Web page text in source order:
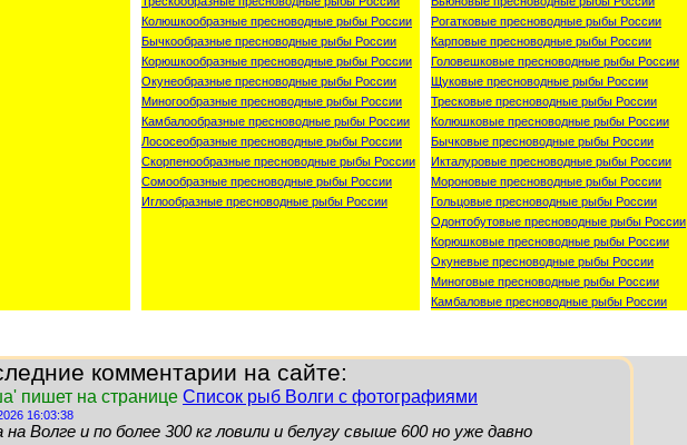
Колюшкообразные пресноводные рыбы России
Бычкообразные пресноводные рыбы России
Корюшкообразные пресноводные рыбы России
Окунеобразные пресноводные рыбы России
Миногообразные пресноводные рыбы России
Камбалообразные пресноводные рыбы России
Лососеобразные пресноводные рыбы России
Скорпенообразные пресноводные рыбы России
Сомообразные пресноводные рыбы России
Иглообразные пресноводные рыбы России
Рогатковые пресноводные рыбы России
Карповые пресноводные рыбы России
Головешковые пресноводные рыбы России
Щуковые пресноводные рыбы России
Тресковые пресноводные рыбы России
Колюшковые пресноводные рыбы России
Бычковые пресноводные рыбы России
Икталуровые пресноводные рыбы России
Мороновые пресноводные рыбы России
Гольцовые пресноводные рыбы России
Одонтобутовые пресноводные рыбы России
Корюшковые пресноводные рыбы России
Окуневые пресноводные рыбы России
Миноговые пресноводные рыбы России
Камбаловые пресноводные рыбы России
комментарии на сайте:
пишет на странице Список рыб Волги с фотографиями
16:03:38
Волге и по более 300 кг ловили и белугу свыше 600 но уже давно